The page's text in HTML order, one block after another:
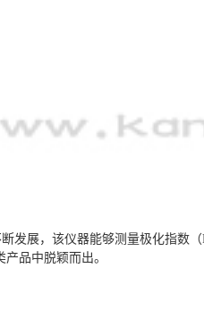
展，该仪器能够测量极化指数
品中脱颖而出。